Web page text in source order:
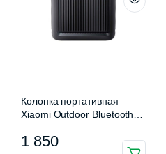
Колонка портативная
Xiaomi Outdoor Bluetooth
HARMAN (ASM06A)
1 850